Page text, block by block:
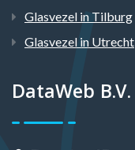
Glasvezel in Tilburg
Glasvezel in Utrecht
DataWeb B.V.